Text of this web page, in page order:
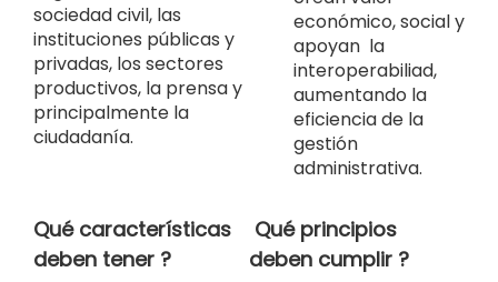
sociedad civil, las
instituciones públicas y
privadas, los sectores
productivos, la prensa y
principalmente la
ciudadanía.
económico, social y
apoyan la
interoperabiliad,
aumentando la
eficiencia de la
gestión
administrativa.
Qué características
deben tener ?
Qué principios
deben cumplir ?